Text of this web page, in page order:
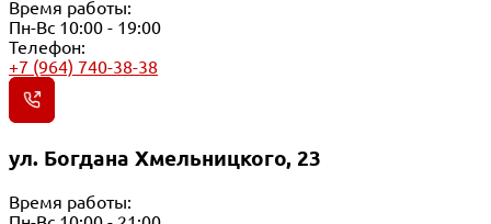
Время работы:
Пн-Вс 10:00 - 19:00
Телефон:
+7 (964) 740-38-38
ул. Богдана Хмельницкого, 23
Время работы: